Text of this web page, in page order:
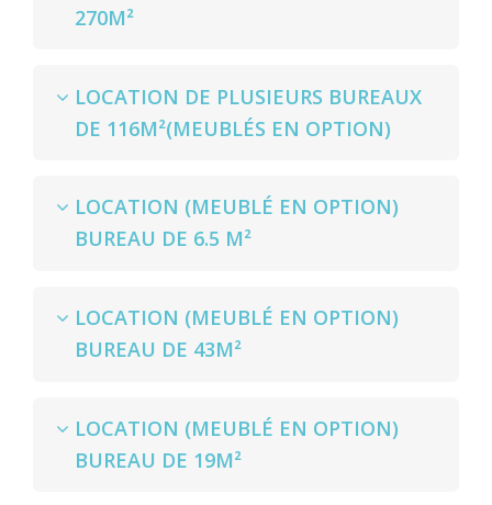
270M²
LOCATION DE PLUSIEURS BUREAUX
DE 116M²(MEUBLÉS EN OPTION)
LOCATION (MEUBLÉ EN OPTION)
BUREAU DE 6.5 M²
LOCATION (MEUBLÉ EN OPTION)
BUREAU DE 43M²
LOCATION (MEUBLÉ EN OPTION)
BUREAU DE 19M²